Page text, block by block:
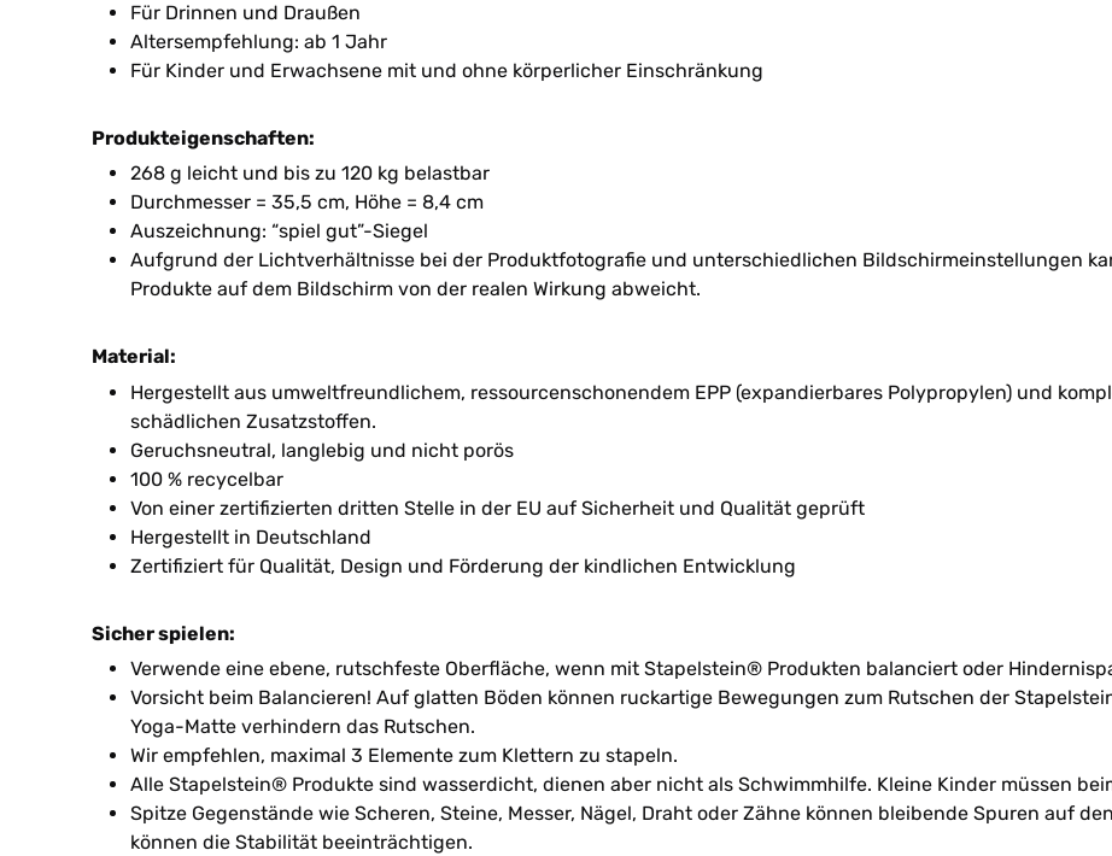
Für Drinnen und Draußen
Altersempfehlung: ab 1 Jahr
Für Kinder und Erwachsene mit und ohne körperlicher Einschränkung
Produkteigenschaften:
268 g leicht und bis zu 120 kg belastbar
Durchmesser = 35,5 cm, Höhe = 8,4 cm
Auszeichnung: “spiel gut”-Siegel
Aufgrund der Lichtverhältnisse bei der Produktfotografie und unterschiedlichen Bildschirmeinstellungen
Produkte auf dem Bildschirm von der realen Wirkung abweicht.
Material:
Hergestellt aus umweltfreundlichem, ressourcenschonendem EPP (expandierbares Polypropylen) und
schädlichen Zusatzstoffen.
Geruchsneutral, langlebig und nicht porös
100 % recycelbar
Von einer zertifizierten dritten Stelle in der EU auf Sicherheit und Qualität geprüft
Hergestellt in Deutschland
Zertifiziert für Qualität, Design und Förderung der kindlichen Entwicklung
Sicher spielen:
Verwende eine ebene, rutschfeste Oberfläche, wenn mit Stapelstein® Produkten balanciert oder
Vorsicht beim Balancieren! Auf glatten Böden können ruckartige Bewegungen zum Rutschen der
Yoga-Matte verhindern das Rutschen.
Wir empfehlen, maximal 3 Elemente zum Klettern zu stapeln.
Alle Stapelstein® Produkte sind wasserdicht, dienen aber nicht als Schwimmhilfe. Kleine Kinder müssen
Spitze Gegenstände wie Scheren, Steine, Messer, Nägel, Draht oder Zähne können bleibende Spuren auf
können die Stabilität beeinträchtigen.